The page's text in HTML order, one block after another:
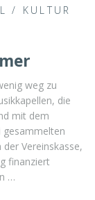
/ KULTUR
weg zu
die
mit dem
gesammelten
Vereinskasse,
finanziert
…